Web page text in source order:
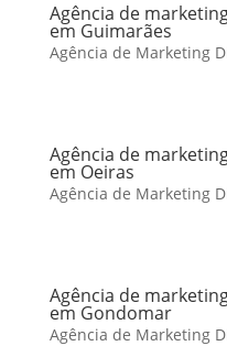
Agência de
em Guimarães
Agência de Marketing
Agência de
em Oeiras
Agência de Marketing
Agência de
em Gondomar
Agência de Marketing